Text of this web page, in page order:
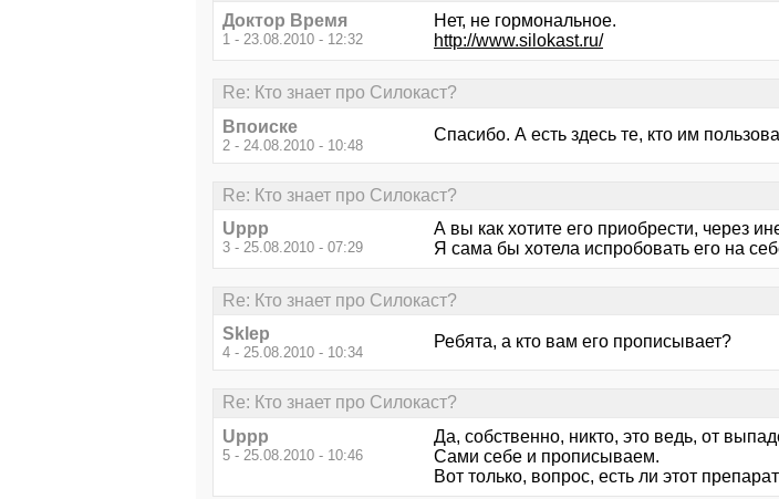
Доктор Время
1 - 23.08.2010 - 12:32
Нет, не гормональное.
http://www.silokast.ru/
Re: Кто знает про Силокаст?
Впоиске
2 - 24.08.2010 - 10:48
Спасибо. А есть здесь те, кто им
Re: Кто знает про Силокаст?
Uppp
3 - 25.08.2010 - 07:29
А вы как хотите его приобрести, через
Я сама бы хотела испробовать его на
Re: Кто знает про Силокаст?
Sklep
4 - 25.08.2010 - 10:34
Ребята, а кто вам его прописывает?
Re: Кто знает про Силокаст?
Uppp
5 - 25.08.2010 - 10:46
Да, собственно, никто, это ведь, от
Сами себе и прописываем.
Вот только, вопрос, есть ли этот